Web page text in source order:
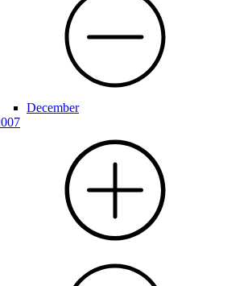
December